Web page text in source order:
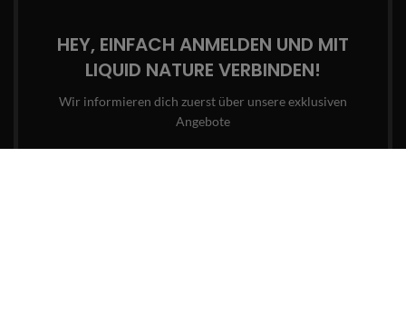
HEY, EINFACH ANMELDEN UND MIT
LIQUID NATURE VERBINDEN!
Wir informieren dich zuerst über unsere exklusiven
Angebote